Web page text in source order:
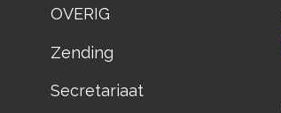
OVERIG
Zending
Secretariaat